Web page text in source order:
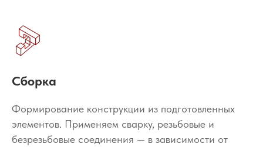
Сборка
Формирование конструкции из подготовленных
элементов. Применяем сварку, резьбовые и
безрезьбовые соединения — в зависимости от